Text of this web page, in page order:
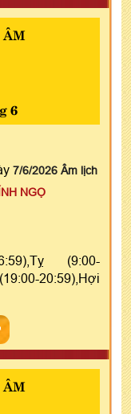
6
7/6/2026 Âm lịch
NGỌ
(9:00-
20:59),Hợi